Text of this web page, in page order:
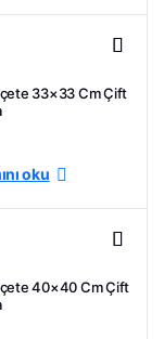
33×33 Cm Çift
oku
40×40 Cm Çift